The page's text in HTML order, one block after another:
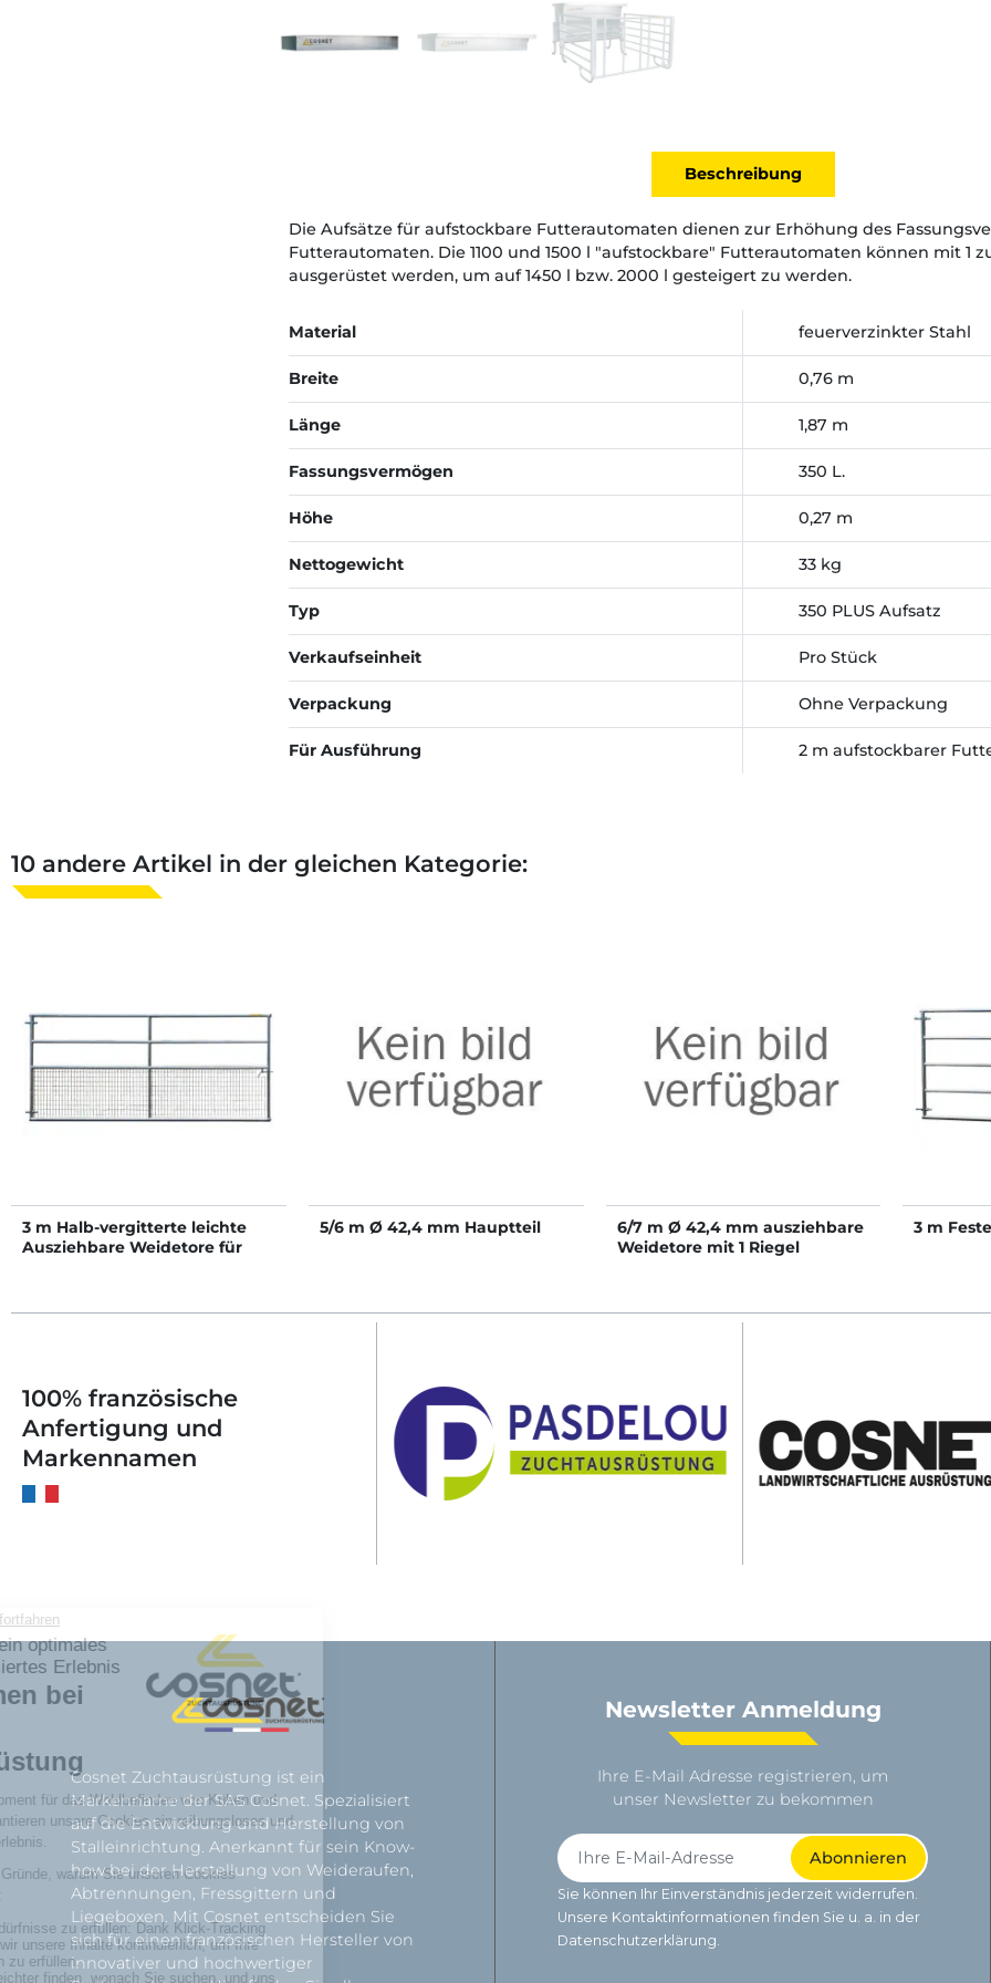
Beschreibung
Die Aufsätze für aufstockbare Futterautomaten dienen zur Erhöhung des
Futterautomaten. Die 1100 und 1500 l "aufstockbare" Futterautomaten können mit 1
ausgerüstet werden, um auf 1450 l bzw. 2000 l gesteigert zu werden.
Material feuerverzinkter Stahl
Breite 0,76 m
Länge 1,87 m
Fassungsvermögen 350 L.
Höhe 0,27 m
Nettogewicht 33 kg
Typ 350 PLUS Aufsatz
Verkaufseinheit Pro Stück
Verpackung Ohne Verpackung
Für Ausführung 2 m aufstockbarer
10 andere Artikel in der gleichen Kategorie:
3 m Halb-vergitterte leichte
Ausziehbare Weidetore für
5/6 m Ø 42,4 mm Hauptteil
6/7 m Ø 42,4 mm ausziehbare
Weidetore mit 1 Riegel
3 m
100% französische
Anfertigung und
Markennamen
Cosnet Zuchtausrüstung ist ein
Markenname der SAS Cosnet. Spezialisiert
auf die Entwicklung und Herstellung von
Stalleinrichtung. Anerkannt für sein Know-
how bei der Herstellung von Weideraufen,
Abtrennungen, Fressgittern und
Liegeboxen. Mit Cosnet entscheiden Sie
sich für einen französischen Hersteller von
innovativer und hochwertiger
Newsletter Anmeldung
Ihre E-Mail Adresse registrieren, um
unser Newsletter zu bekommen
Sie können Ihr Einverständnis jederzeit widerrufen.
Unsere Kontaktinformationen finden Sie u. a. in der
Datenschutzerklärung.